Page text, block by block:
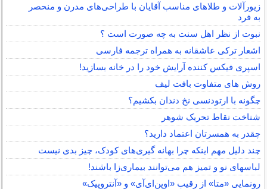
زیورآلات و طلاهای مناسب آقایان با طراحی‌های مدرن و منحصر
به فرد
نبوت از نظر اهل سنت به چه صورت است ؟
اشعار ترکی عاشقانه به همراه ترجمه فارسی
اسپری فیکس کننده آرایش خود را در خانه بسازید!
روش های متفاوت بافت لیف
چگونه با ارتودنسی نخ دندان بکشیم؟
شناخت نقاط تحریک شوهر
چقدر به همسرتان اعتماد دارید؟
چند دلیل مهم اینکه چرا بهانه گیری‌های کودک، چیز بدی نیست
لباس‎های نو و تمیز هم می‌توانند بیماری‌زا باشند!
رونمایی «متا» از رقیب «اوپن‌ای‌آی» و «آنتروپیک»